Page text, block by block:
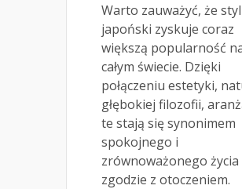
Warto zauważyć, że styl
japoński zyskuje coraz
większą popularność
całym świecie. Dzięki
połączeniu estetyki,
głębokiej filozofii,
te stają się synonimem
spokojnego i
zrównoważonego życia
zgodzie z otoczeniem.